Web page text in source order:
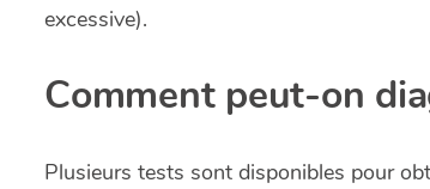
excessive).
Comment peut-on
Plusieurs tests sont disponibles pour